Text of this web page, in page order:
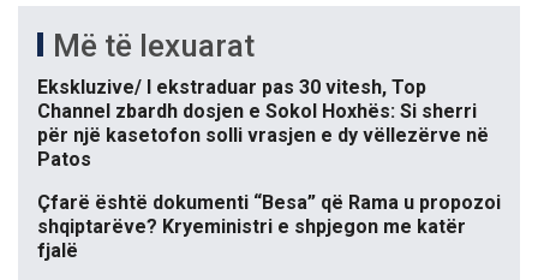
Më të lexuarat
Ekskluzive/ I ekstraduar pas 30 vitesh, Top
Channel zbardh dosjen e Sokol Hoxhës: Si sherri
për një kasetofon solli vrasjen e dy vëllezërve në
Patos
Çfarë është dokumenti “Besa” që Rama u propozoi
shqiptarëve? Kryeministri e shpjegon me katër
fjalë